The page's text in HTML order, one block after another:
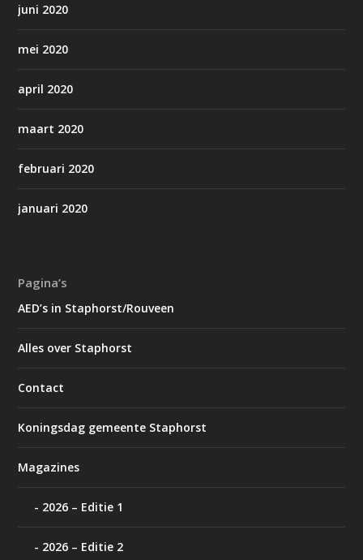
juni 2020
mei 2020
april 2020
maart 2020
februari 2020
januari 2020
Pagina’s
AED’s in Staphorst/Rouveen
Alles over Staphorst
Contact
Koningsdag gemeente Staphorst
Magazines
2026 – Editie 1
2026 – Editie 2